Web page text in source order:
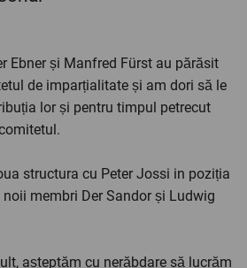
Ebner și Manfred Fürst au părăsit
de imparțialitate și am dori să le
lor și pentru timpul petrecut
structura cu Peter Jossi in poziția
membri Der Sandor și Ludwig
așteptăm cu nerăbdare să lucrăm